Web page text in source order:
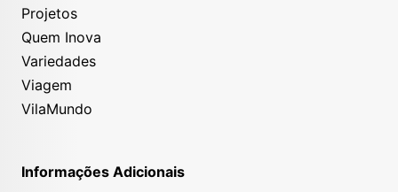
Projetos
Quem Inova
Variedades
Viagem
VilaMundo
Informações Adicionais